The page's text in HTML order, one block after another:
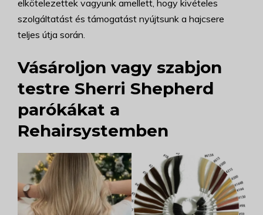
elkötelezettek vagyunk amellett, hogy kivételes
szolgáltatást és támogatást nyújtsunk a hajcsere
teljes útja során.
Vásároljon vagy szabjon
testre Sherri Shepherd
parókákat a
Rehairsystemben